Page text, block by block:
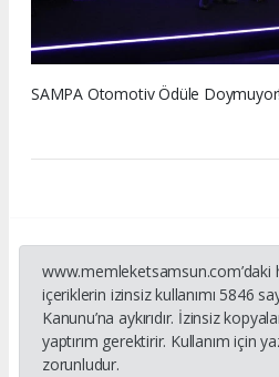
SAMPA Otomotiv Ödüle Doymuyor!
içeriklerin izinsiz kullanımı 5846
Kanunu’na aykırıdır. İzinsiz
yaptırım gerektirir. Kullanım için
zorunludur.